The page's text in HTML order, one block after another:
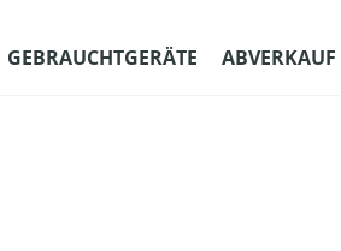
GEBRAUCHTGERÄTE ABVERKAUF